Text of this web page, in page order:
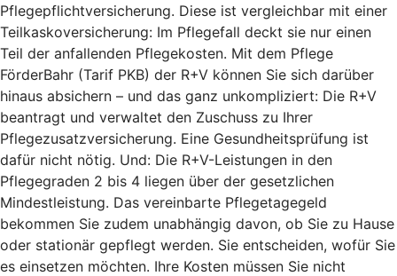
Pflegepflichtversicherung. Diese ist vergleichbar mit einer
Teilkaskoversicherung: Im Pflegefall deckt sie nur einen
Teil der anfallenden Pflegekosten. Mit dem Pflege
FörderBahr (Tarif PKB) der R+V können Sie sich darüber
hinaus absichern – und das ganz unkompliziert: Die R+V
beantragt und verwaltet den Zuschuss zu Ihrer
Pflegezusatzversicherung. Eine Gesundheitsprüfung ist
dafür nicht nötig. Und: Die R+V-Leistungen in den
Pflegegraden 2 bis 4 liegen über der gesetzlichen
Mindestleistung. Das vereinbarte Pflegetagegeld
bekommen Sie zudem unabhängig davon, ob Sie zu Hause
oder stationär gepflegt werden. Sie entscheiden, wofür Sie
es einsetzen möchten. Ihre Kosten müssen Sie nicht